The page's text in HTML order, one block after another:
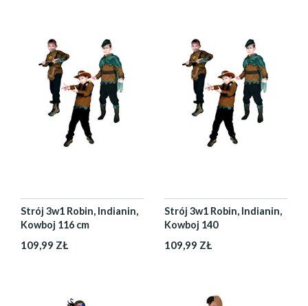
Strój 3w1 Robin, Indianin,
Kowboj 116 cm
109,99 ZŁ
Strój 3w1 Robin, Indianin,
Kowboj 140
109,99 ZŁ